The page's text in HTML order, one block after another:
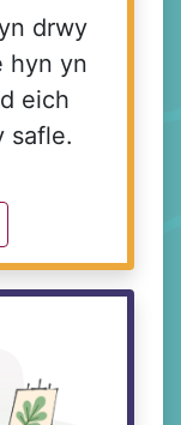
drwy
hyn yn
eich
safle.